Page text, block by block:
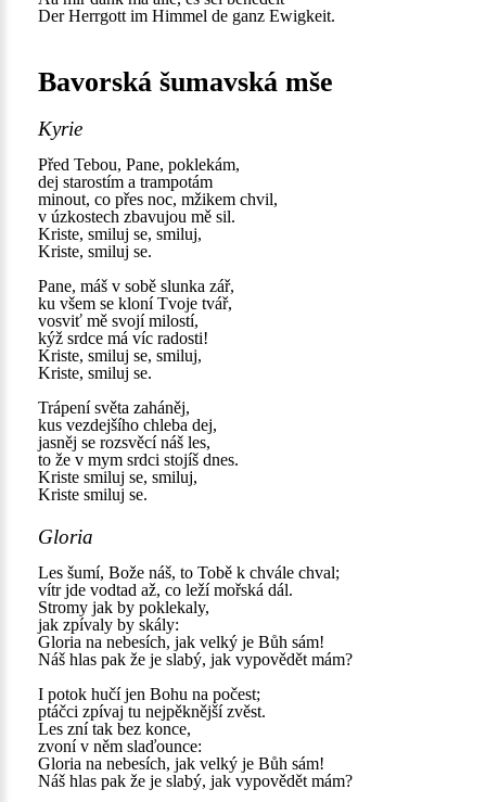
Der Herrgott im Himmel de ganz Ewigkeit.
Bavorská šumavská mše
Kyrie
Před Tebou, Pane, poklekám,
dej starostím a trampotám
minout, co přes noc, mžikem chvil,
v úzkostech zbavujou mě sil.
Kriste, smiluj se, smiluj,
Kriste, smiluj se.
Pane, máš v sobě slunka zář,
ku všem se kloní Tvoje tvář,
vosviť mě svojí milostí,
kýž srdce má víc radosti!
Kriste, smiluj se, smiluj,
Kriste, smiluj se.
Trápení světa zaháněj,
kus vezdejšího chleba dej,
jasněj se rozsvěcí náš les,
to že v mym srdci stojíš dnes.
Kriste smiluj se, smiluj,
Kriste smiluj se.
Gloria
Les šumí, Bože náš, to Tobě k chvále chval;
vítr jde vodtad až, co leží mořská dál.
Stromy jak by poklekaly,
jak zpívaly by skály:
Gloria na nebesích, jak velký je Bůh sám!
Náš hlas pak že je slabý, jak vypovědět mám?
I potok hučí jen Bohu na počest;
ptáčci zpívaj tu nejpěknější zvěst.
Les zní tak bez konce,
zvoní v něm slaďounce:
Gloria na nebesích, jak velký je Bůh sám!
Náš hlas pak že je slabý, jak vypovědět mám?